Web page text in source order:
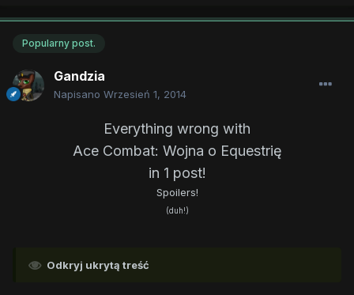
Popularny post.
Gandzia
Napisano Wrzesień 1, 2014
Everything wrong with
Ace Combat: Wojna o Equestrię
in 1 post!
Spoilers!
(duh!)
Odkryj ukrytą treść